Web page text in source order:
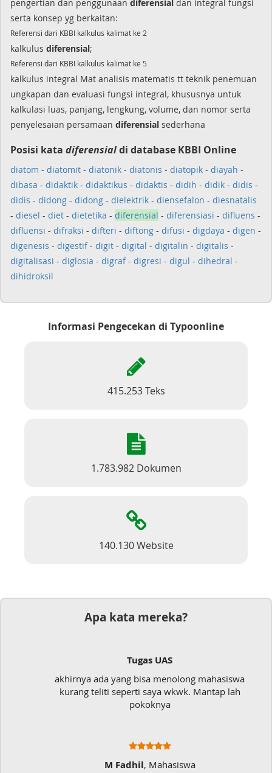
pengertian dan penggunaan diferensial dan integral fungsi
serta konsep yg berkaitan:
Referensi dari KBBI kalkulus kalimat ke 2
kalkulus diferensial;
Referensi dari KBBI kalkulus kalimat ke 5
kalkulus integral Mat analisis matematis tt teknik penemuan
ungkapan dan evaluasi fungsi integral, khususnya untuk
kalkulasi luas, panjang, lengkung, volume, dan nomor serta
penyelesaian persamaan diferensial sederhana
Posisi kata diferensialdi database KBBI Online
diatom - diatomit - diatonik - diatonis - diatopik - diayah -
dibasa - didaktik - didaktikus - didaktis - didih - didik - didis -
didis - didong - didong - dielektrik - diensefalon - diesnatalis
- diesel - diet - dietetika - diferensial - diferensiasi - difluens -
difluensi - difraksi - difteri - diftong - difusi - digdaya - digen -
digenesis - digestif- digit - digital - digitalin - digitalis -
digitalisasi - diglosia - digraf- digresi - digul - dihedral -
dihidroksil
Informasi Pengecekan di Typoonline
415.253 Teks
1.783.982 Dokumen
140.130 Website
Apa kata mereka?
Tugas UAS
akhirnya ada yang bisa menolong mahasiswa
kurang teliti seperti saya wkwk. Mantap lah
pokoknya
M Fadhil, Mahasiswa